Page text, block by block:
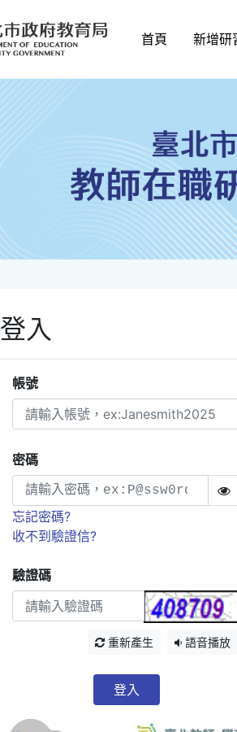
首頁 新增研
登入
帳號
密碼
忘記密碼?
收不到驗證信?
驗證碼
重新產生 語音播放
登入